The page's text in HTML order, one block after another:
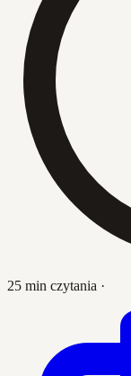
25 min czytania ·